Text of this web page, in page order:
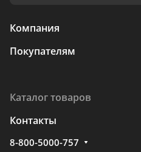
Компания
Покупателям
Каталог товаров
Контакты
8-800-5000-757